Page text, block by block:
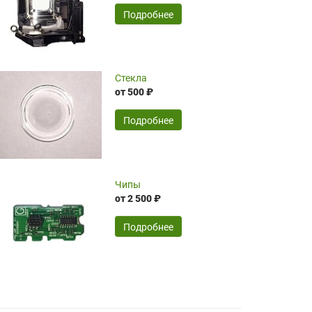
временные затраты по достаточно
оптимизированной стоимости, чему
чрезмерно благодарны!)))
SERGEY FOURSOV,24.04.2026
широкий ассортимент ламп, как оригиналов,
так и аналогов.Быстрое оформление и
передача в доставку, приемлемые цены. Мне
понравилось.
Читать полностью
16.04.2026
Подробнее
Стекла
от 500 ₽
Подробнее
Чипы
от 2 500 ₽
Подробнее